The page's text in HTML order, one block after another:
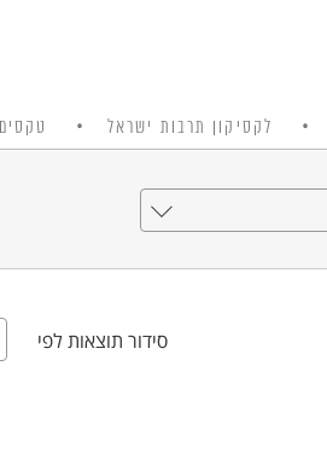
לקסיקון תרבות ישראל טקסים
סידור תוצאות לפי